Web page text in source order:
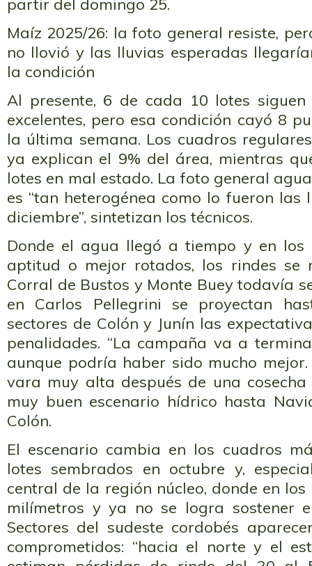
partir del domingo 25.
Maíz 2025/26: la foto general resiste,
no llovió y las lluvias esperadas
la condición
Al presente, 6 de cada 10 lotes
excelentes, pero esa condición cayó 8
la última semana. Los cuadros
ya explican el 9% del área, mientras
lotes en mal estado. La foto general
es “tan heterogénea como lo fueron las
diciembre”, sintetizan los técnicos.
Donde el agua llegó a tiempo y en los
aptitud o mejor rotados, los rindes se
Corral de Bustos y Monte Buey todavía
en Carlos Pellegrini se proyectan
sectores de Colón y Junín las
penalidades. “La campaña va a
aunque podría haber sido mucho
vara muy alta después de una
muy buen escenario hídrico hasta
Colón.
El escenario cambia en los cuadros
lotes sembrados en octubre y,
central de la región núcleo, donde en
milímetros y ya no se logra sostener
Sectores del sudeste cordobés
comprometidos: “hacia el norte y el